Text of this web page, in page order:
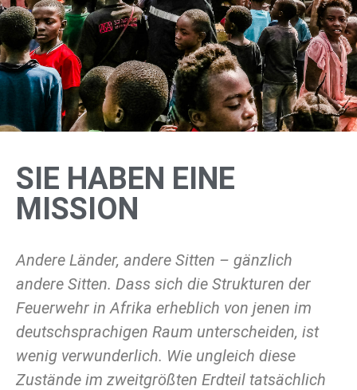
SIE HABEN EINE
MISSION
Andere Länder, andere Sitten – gänzlich
andere Sitten. Dass sich die Strukturen der
Feuerwehr in Afrika erheblich von jenen im
deutschsprachigen Raum unterscheiden, ist
wenig verwunderlich. Wie ungleich diese
Zustände im zweitgrößten Erdteil tatsächlich